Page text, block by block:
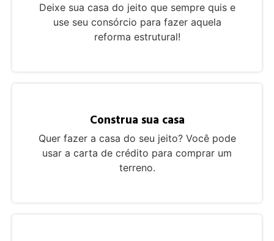
Deixe sua casa do jeito que sempre quis e
use seu consórcio para fazer aquela
reforma estrutural!
Construa sua casa
Quer fazer a casa do seu jeito? Você pode
usar a carta de crédito para comprar um
terreno.